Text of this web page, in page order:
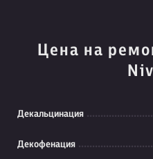
Цена на
Декальцинация
Декофенация